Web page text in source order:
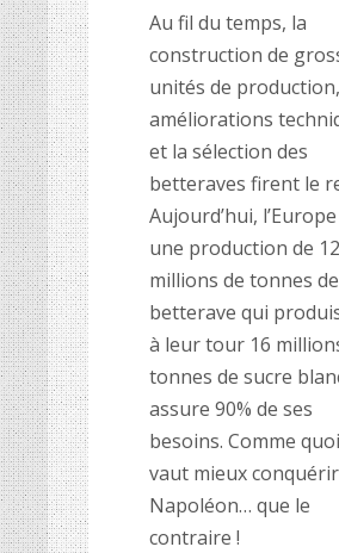
Au fil du temps, la
construction de
unités de
améliorations
et la sélection des
betteraves firent le
Aujourd’hui,
une production de
millions de tonnes de
betterave qui
à leur tour 16
tonnes de sucre
assure 90% de ses
besoins. Comme
vaut mieux conquérir
Napoléon… que le
contraire !